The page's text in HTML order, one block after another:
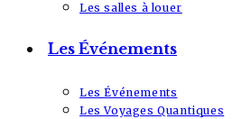
Les salles à louer
Les Événements
Les Événements
Les Voyages Quantiques